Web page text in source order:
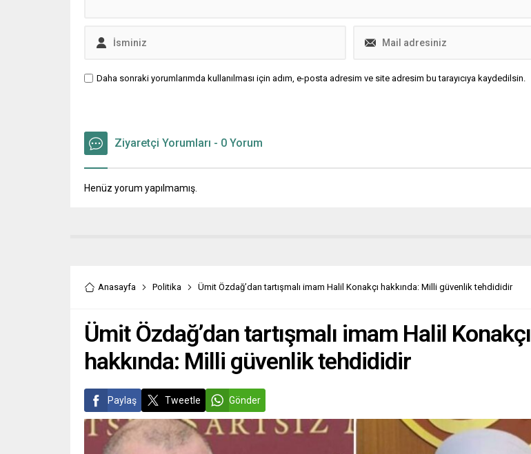
Daha sonraki yorumlarımda kullanılması için adım, e-posta adresim ve site adresim bu tarayıcıya kaydedilsin.
Ziyaretçi Yorumları - 0 Yorum
Henüz yorum yapılmamış.
Anasayfa Politika Ümit Özdağ’dan tartışmalı imam Halil Konakçı hakkında: Milli güvenlik tehdididir
Ümit Özdağ’dan tartışmalı imam Halil Konakçı
hakkında: Milli güvenlik tehdididir
Paylaş Tweetle Gönder